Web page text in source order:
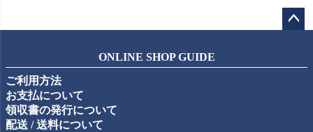
ップ
ONLINE SHOP GUIDE
ご利用方法
お支払について
領収書の発行について
配送 / 送料について